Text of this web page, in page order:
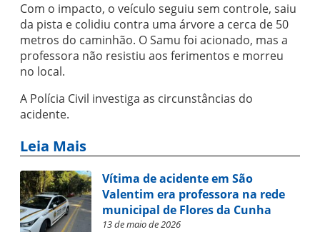
Com o impacto, o veículo seguiu sem controle, saiu
da pista e colidiu contra uma árvore a cerca de 50
metros do caminhão. O Samu foi acionado, mas a
professora não resistiu aos ferimentos e morreu
no local.
A Polícia Civil investiga as circunstâncias do
acidente.
Leia Mais
Vítima de acidente em São
Valentim era professora na rede
municipal de Flores da Cunha
13 de maio de 2026